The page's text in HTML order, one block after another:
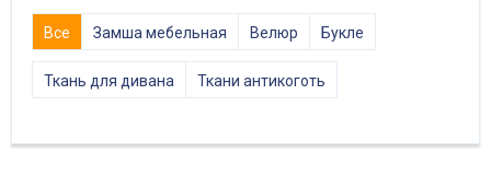
Все Замша мебельная Велюр Букле
Ткань для дивана Ткани антикоготь